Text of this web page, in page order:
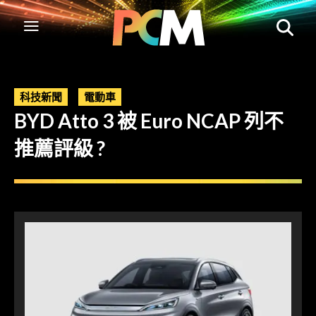
科技新聞 電動車
BYD Atto 3 被 Euro NCAP 列不
推薦評級 ?